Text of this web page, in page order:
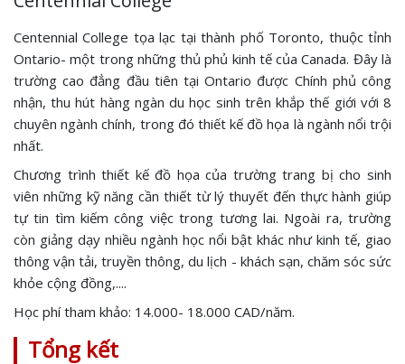
Centennial College tọa lạc tại thành phố Toronto, thuộc tỉnh
Ontario- một trong những thủ phủ kinh tế của Canada. Đây là
trường cao đẳng đầu tiên tại Ontario được Chính phủ công
nhận, thu hút hàng ngàn du học sinh trên khắp thế giới với 8
chuyên ngành chính, trong đó thiết kế đồ họa là ngành nổi trội
nhất.
Chương trình thiết kế đồ họa của trường trang bị cho sinh
viên những kỹ năng cần thiết từ lý thuyết đến thực hành giúp
tự tin tìm kiếm công việc trong tương lai. Ngoài ra, trường
còn giảng dạy nhiều ngành học nổi bật khác như kinh tế, giao
thông vận tải, truyền thông, du lịch - khách sạn, chăm sóc sức
khỏe cộng đồng,....
Học phí tham khảo: 14.000- 18.000 CAD/năm.
Tổng kết